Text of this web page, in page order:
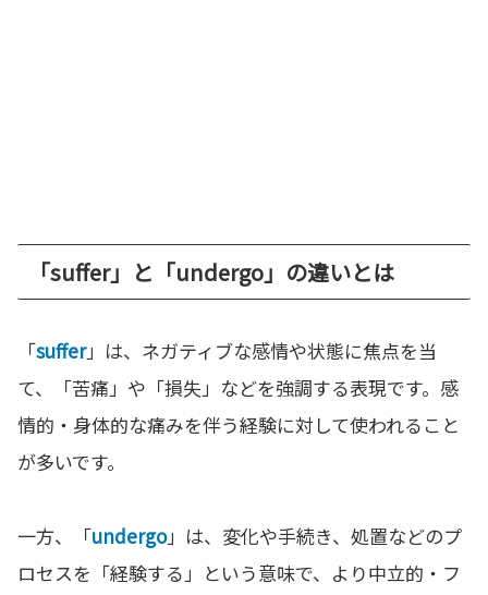
「suffer」と「undergo」の違いとは
「suffer」は、ネガティブな感情や状態に焦点を当
て、「苦痛」や「損失」などを強調する表現です。感
情的・身体的な痛みを伴う経験に対して使われること
が多いです。
一方、「undergo」は、変化や手続き、処置などのプ
ロセスを「経験する」という意味で、より中立的・フ